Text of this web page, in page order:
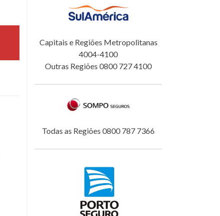
Capitais e Regiões Metropolitanas
4004-4100
Outras Regiões 0800 727 4100
Todas as Regiões 0800 787 7366